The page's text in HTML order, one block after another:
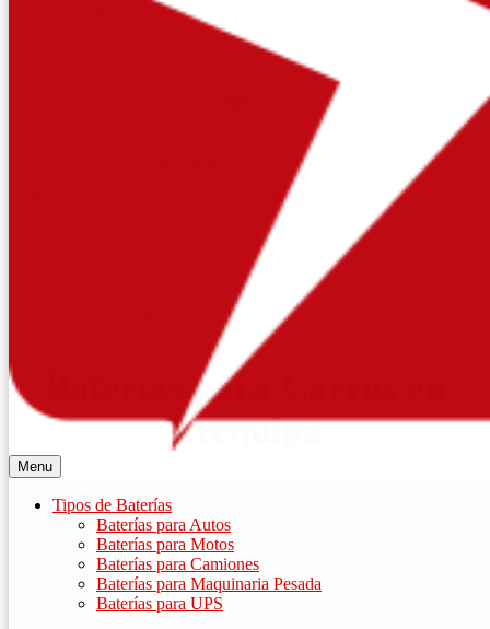
Menu
Tipos de Baterías
Baterías para Autos
Baterías para Motos
Baterías para Camiones
Baterías para Maquinaria Pesada
Baterías para UPS
Baterías para Carros en
Arequipa